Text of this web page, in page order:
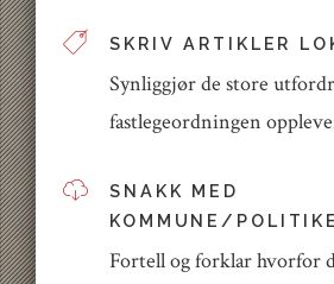
SKRIV ARTIKLER
Synliggjør de store
fastlegeordningen
SNAKK MED
KOMMUNE/
Fortell og forklar hvorfor